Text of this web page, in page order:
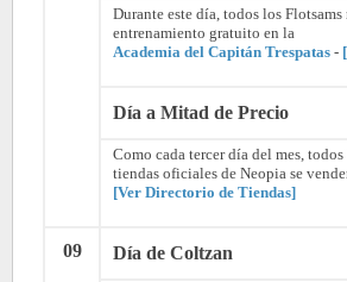
Durante este día, todos los
entrenamiento gratuito en la
Academia del Capitán Trespatas -
Día a Mitad de Precio
Como cada tercer día del mes,
tiendas oficiales de Neopia se
[Ver Directorio de Tiendas]
09 Día de Coltzan